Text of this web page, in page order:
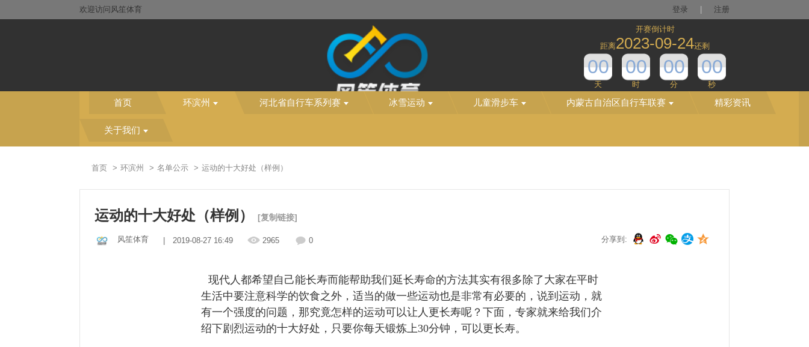
欢迎访问风笙体育 登录 注册
开赛倒计时
距离2023-09-24还剩
00
天
00
时
00
分
00
秒
首页 环滨州 河北省自行车系列赛 冰雪运动 儿童滑步车 内蒙古自治区自行车联赛 精彩资讯
关于我们
首页 环滨州 名单公示 运动的十大好处（样例）
运动的十大好处（样例） [复制链接]
风笙体育 | 2019-08-27 16:49 2965 0 分享到:
现代人都希望自己能长寿而能帮助我们延长寿命的方法其实有很多除了大家在平时
生活中要注意科学的饮食之外，适当的做一些运动也是非常有必要的，说到运动，就
有一个强度的问题，那究竟怎样的运动可以让人更长寿呢？下面，专家就来给我们介
绍下剧烈运动的十大好处，只要你每天锻炼上30分钟，可以更长寿。